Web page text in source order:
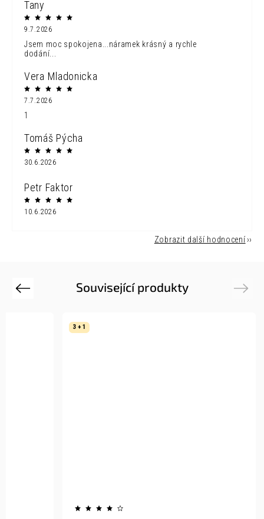
Tany
9.7.2026
Jsem moc spokojena...náramek krásný a rychle
dodání...
Vera Mladonicka
7.7.2026
1
Tomáš Pýcha
30.6.2026
Petr Faktor
10.6.2026
Zobrazit další hodnocení
Související produkty
Previous
3 + 1
Next